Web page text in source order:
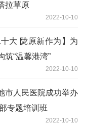
拉草原
2022-10-10
大 陇原新作为】为
筑“温馨港湾”
2022-10-10
市人民医院成功举办
专题培训班
2022-10-10